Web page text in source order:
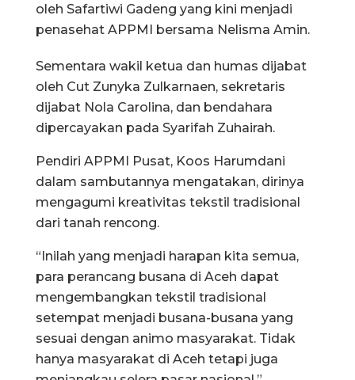
oleh Safartiwi Gadeng yang kini menjadi
penasehat APPMI bersama Nelisma Amin.
Sementara wakil ketua dan humas dijabat
oleh Cut Zunyka Zulkarnaen, sekretaris
dijabat Nola Carolina, dan bendahara
dipercayakan pada Syarifah Zuhairah.
Pendiri APPMI Pusat, Koos Harumdani
dalam sambutannya mengatakan, dirinya
mengagumi kreativitas tekstil tradisional
dari tanah rencong.
“Inilah yang menjadi harapan kita semua,
para perancang busana di Aceh dapat
mengembangkan tekstil tradisional
setempat menjadi busana-busana yang
sesuai dengan animo masyarakat. Tidak
hanya masyarakat di Aceh tetapi juga